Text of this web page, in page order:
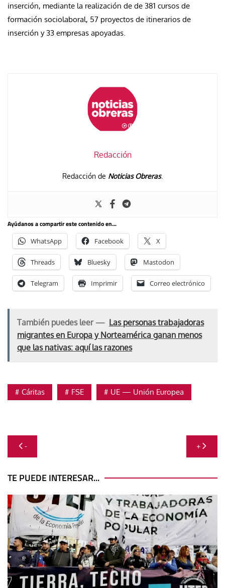
inserción, mediante la realización de de 381 cursos de
formación sociolaboral, 57 proyectos de itinerarios de
inserción y 33 empresas apoyadas.
Redacción
Redacción de Noticias Obreras.
Ayúdanos a compartir este contenido en...
WhatsApp Facebook X
Threads Bluesky Mastodon
Telegram Imprimir Correo electrónico
También puedes leer — Las personas trabajadoras
migrantes en Europa y Norteamérica ganan menos
que las nativas: aquí las razones
Cáritas FSE UE — Unión Europea
Navegación
de
entradas
- +
TE PUEDE INTERESAR...